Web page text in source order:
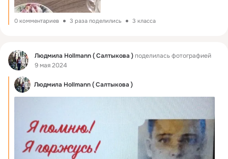
0 комментариев 3 раза поделились 3 класса
Фид Людмила Hollmann ( Салтыкова )поделилась фотографией
9 мая 2024
Людмила Hollmann ( Салтыкова )